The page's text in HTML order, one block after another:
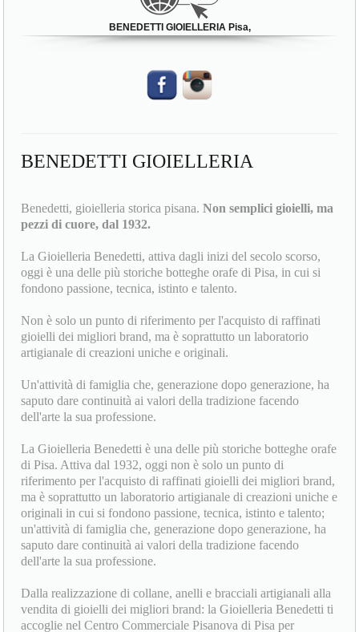
BENEDETTI GIOIELLERIA Pisa,
BENEDETTI GIOIELLERIA
Benedetti, gioielleria storica pisana.Non semplici gioielli, ma
pezzi di cuore, dal 1932.
La Gioielleria Benedetti, attiva dagli inizi del secolo scorso,
oggi è una delle più storiche botteghe orafe di Pisa, in cui si
fondono passione, tecnica, istinto e talento.
Non è solo un punto di riferimento per l'acquisto di raffinati
gioielli dei migliori brand, ma è soprattutto un laboratorio
artigianale di creazioni uniche e originali.
Un'attività di famiglia che, generazione dopo generazione, ha
saputo dare continuità ai valori della tradizione facendo
dell'arte la sua professione.
La Gioielleria Benedetti è una delle più storiche botteghe orafe
di Pisa. Attiva dal 1932, oggi non è solo un punto di
riferimento per l'acquisto di raffinati gioielli dei migliori brand,
ma è soprattutto un laboratorio artigianale di creazioni uniche e
originali in cui si fondono passione, tecnica, istinto e talento;
un'attività di famiglia che, generazione dopo generazione, ha
saputo dare continuità ai valori della tradizione facendo
dell'arte la sua professione.
Dalla realizzazione di collane, anelli e bracciali artigianali alla
vendita di gioielli dei migliori brand: la Gioielleria Benedetti ti
accoglie nel Centro Commerciale Pisanova di Pisa per